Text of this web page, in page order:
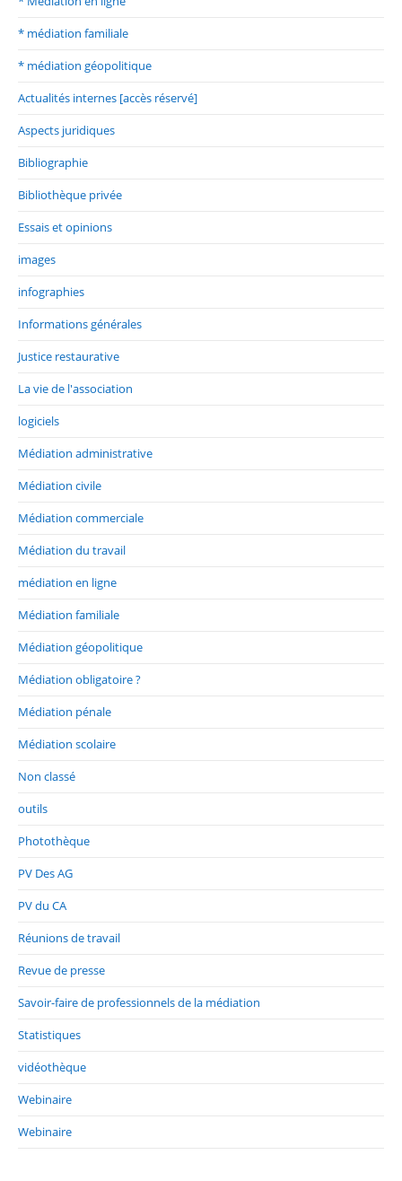
* médiation familiale
* médiation géopolitique
Actualités internes [accès réservé]
Aspects juridiques
Bibliographie
Bibliothèque privée
Essais et opinions
images
infographies
Informations générales
Justice restaurative
La vie de l'association
logiciels
Médiation administrative
Médiation civile
Médiation commerciale
Médiation du travail
médiation en ligne
Médiation familiale
Médiation géopolitique
Médiation obligatoire ?
Médiation pénale
Médiation scolaire
Non classé
outils
Photothèque
PV Des AG
PV du CA
Réunions de travail
Revue de presse
Savoir-faire de professionnels de la médiation
Statistiques
vidéothèque
Webinaire
Webinaire